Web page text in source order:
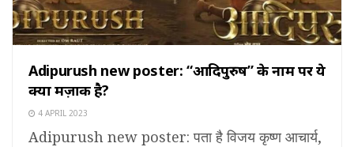
Adipurush new poster: “आदिपुरुष” के नाम पर ये
क्या मज़ाक है?
4 APRIL 2023
Adipurush new poster: पता है विजय कृष्ण आचार्य,